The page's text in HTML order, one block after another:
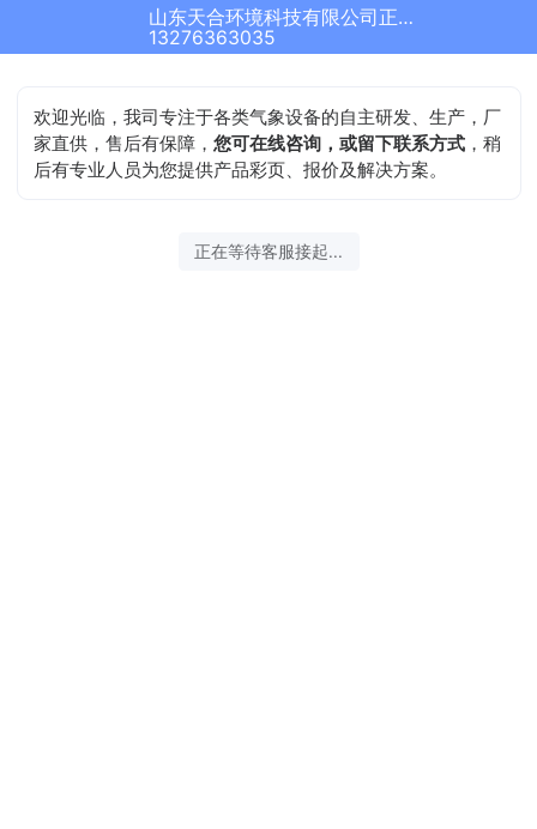
山东天合环境科技有限公司正在为您服务
13276363035
欢迎光临，我司专注于各类气象设备的自主研发、生产，厂
家直供，售后有保障，您可在线咨询，或留下联系方式 ，稍
后有专业人员为您提供产品彩页、报价及解决方案。
正在等待客服接起...